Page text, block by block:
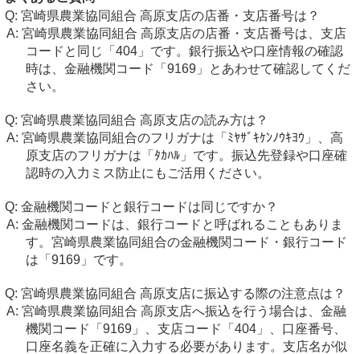
宮崎県農業協同組合 高原支店の店番・支店番号は？
宮崎県農業協同組合 高原支店の店番・支店番号は、支店
コードと同じ「404」です。銀行振込や口座情報の確認
時は、金融機関コード「9169」とあわせて確認してくだ
さい。
宮崎県農業協同組合 高原支店の読み方は？
宮崎県農業協同組合のフリガナは「ﾐﾔｻﾞｷｹﾝﾉｳｷﾖｳ」、高
原支店のフリガナは「ﾀｶﾊﾙ」です。振込先登録や口座確
認時の入力ミス防止にもご活用ください。
金融機関コードと銀行コードは同じですか？
金融機関コードは、銀行コードと呼ばれることもありま
す。宮崎県農業協同組合の金融機関コード・銀行コード
は「9169」です。
宮崎県農業協同組合 高原支店に振込する際の注意点は？
宮崎県農業協同組合 高原支店へ振込を行う場合は、金融
機関コード「9169」、支店コード「404」、口座番号、
口座名義を正確に入力する必要があります。支店名が似